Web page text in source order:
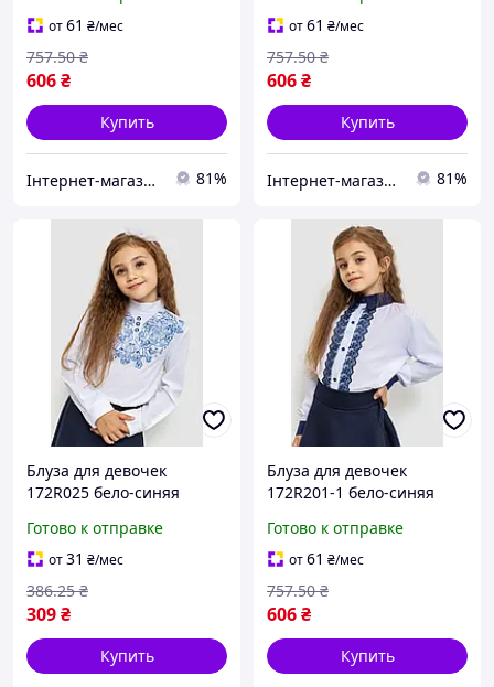
торжественных событий
от61 ₴/мес
606₴
757.50 ₴
Купить
Інтернет-магазин Already Better 81%
размер 128-146
от61 ₴/мес
606₴
757.50 ₴
Купить
Інтернет-магазин Already Better 81%
Блуза для девочек
172R025 бело-синяя
длинным рукавом для
весны и лета
Готово к отправке
от31 ₴/мес
309₴
386.25 ₴
Купить
Блуза для девочек
172R201-1 бело-синяя
рукавом из хлопка для
весны и лета
Готово к отправке
от61 ₴/мес
606₴
757.50 ₴
Купить